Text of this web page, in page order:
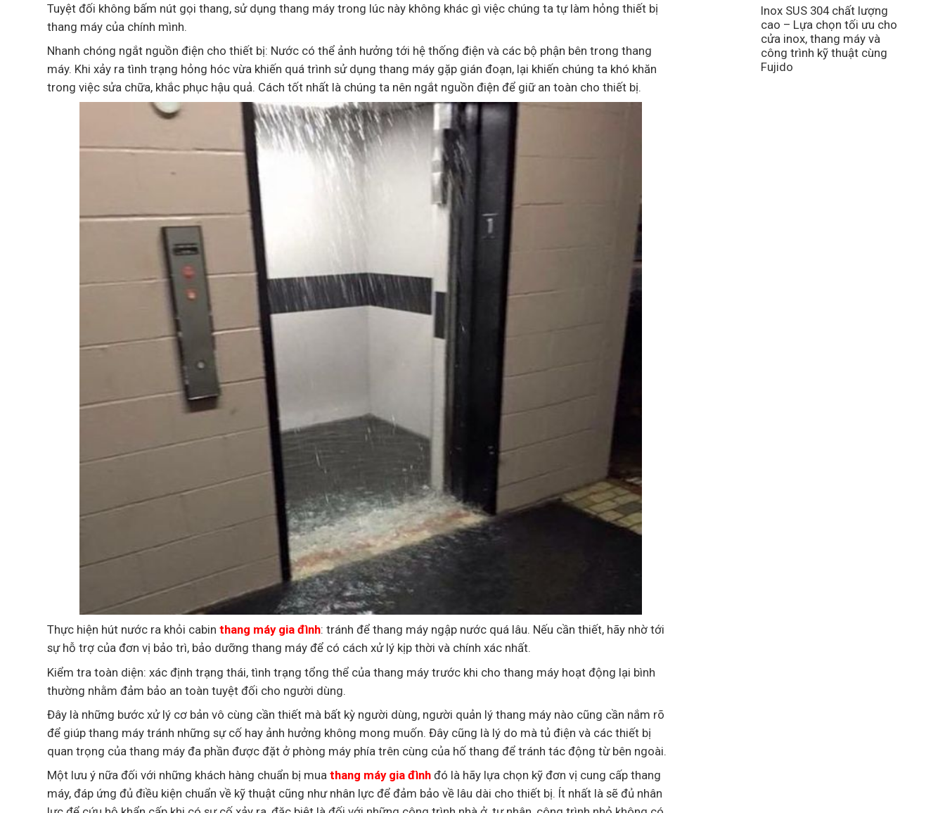
Tuyệt đối không bấm nút gọi thang, sử dụng thang máy trong lúc này không khác gì việc chúng ta tự làm hỏng thiết bị
thang máy của chính mình.
Nhanh chóng ngắt nguồn điện cho thiết bị: Nước có thể ảnh hưởng tới hệ thống điện và các bộ phận bên trong thang
máy. Khi xảy ra tình trạng hỏng hóc vừa khiến quá trình sử dụng thang máy gặp gián đoạn, lại khiến chúng ta khó khăn
trong việc sửa chữa, khắc phục hậu quả. Cách tốt nhất là chúng ta nên ngắt nguồn điện để giữ an toàn cho thiết bị.
Thực hiện hút nước ra khỏi cabin thang máy gia đình: tránh để thang máy ngập nước quá lâu. Nếu cần thiết, hãy nhờ tới
sự hỗ trợ của đơn vị bảo trì, bảo dưỡng thang máy để có cách xử lý kịp thời và chính xác nhất.
Kiểm tra toàn diện: xác định trạng thái, tình trạng tổng thể của thang máy trước khi cho thang máy hoạt động lại bình
thường nhằm đảm bảo an toàn tuyệt đối cho người dùng.
Đây là những bước xử lý cơ bản vô cùng cần thiết mà bất kỳ người dùng, người quản lý thang máy nào cũng cần nắm rõ
để giúp thang máy tránh những sự cố hay ảnh hưởng không mong muốn. Đây cũng là lý do mà tủ điện và các thiết bị
quan trọng của thang máy đa phần được đặt ở phòng máy phía trên cùng của hố thang để tránh tác động từ bên ngoài.
Một lưu ý nữa đối với những khách hàng chuẩn bị mua thang máy gia đình đó là hãy lựa chọn kỹ đơn vị cung cấp thang
máy, đáp ứng đủ điều kiện chuẩn về kỹ thuật cũng như nhân lực để đảm bảo về lâu dài cho thiết bị. Ít nhất là sẽ đủ nhân
Inox SUS 304 chất lượng
cao – Lựa chọn tối ưu cho
cửa inox, thang máy và
công trình kỹ thuật cùng
Fujido